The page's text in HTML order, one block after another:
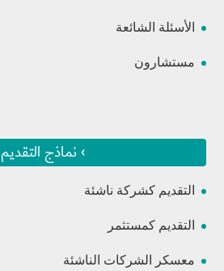
الأسئلة الشائعة
مستشارون
› نماذج التقديم
التقديم كشركة ناشئة
التقديم كمستثمر
معسكر الشركات الناشئة